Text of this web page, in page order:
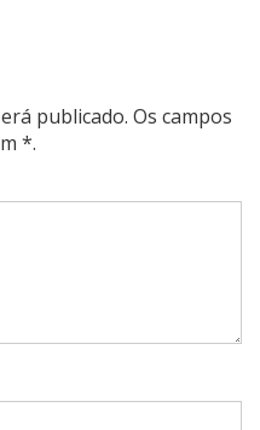
publicado. Os campos
*.